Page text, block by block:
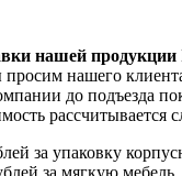
нашей продукции
просим нашего
до подъезда
рассчитывается
за упаковку
за мягкую